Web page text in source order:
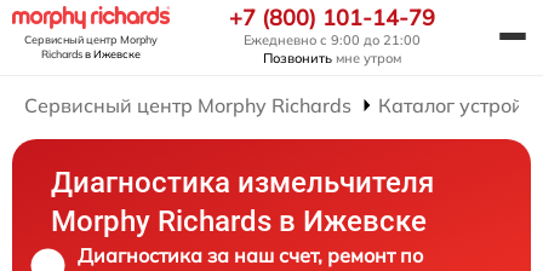
Сервисный центр Morphy
Richardsв Ижевске
+7 (800) 101-14-79
Ежедневно с 9:00 до 21:00
Позвонить мне утром
Сервисный центр Morphy Richards Каталог
Диагностика измельчителя
Morphy Richards в Ижевске
Диагностика за наш счет, ремонт по